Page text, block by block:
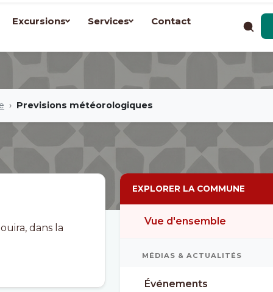
Excursions Services Contact
Previsions météorologiques
dans la
EXPLORER LA COMMUNE
Vue d'ensemble
MÉDIAS & ACTUALITÉS
Événements